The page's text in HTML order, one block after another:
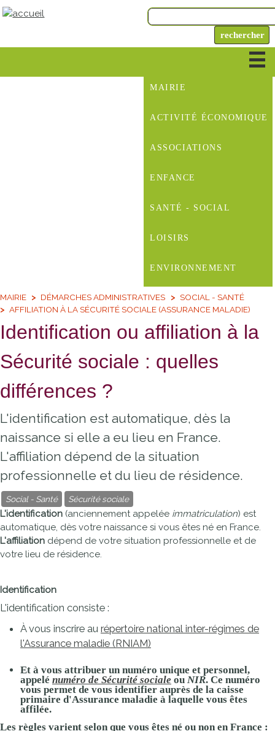
MAIRIE
ACTIVITÉ ÉCONOMIQUE
ASSOCIATIONS
ENFANCE
SANTÉ - SOCIAL
LOISIRS
ENVIRONNEMENT
MAIRIE DÉMARCHES ADMINISTRATIVES
SOCIAL - SANTÉ
AFFILIATION À LA SÉCURITÉ SOCIALE (ASSURANCE MALADIE)
Identification ou affiliation à la
Sécurité sociale : quelles
différences ?
L'identification est automatique, dès la
naissance si elle a eu lieu en France.
L'affiliation dépend de la situation
professionnelle et du lieu de résidence.
Social - Santé Sécurité sociale
L'identification (anciennement appelée immatriculation) est
automatique, dès votre naissance si vous êtes né en France.
L'affiliation dépend de votre situation professionnelle et de
votre lieu de résidence.
Identification
L'identification consiste :
À vous inscrire au répertoire national inter-régimes de
l'Assurance maladie (RNIAM)
Et à vous attribuer un numéro unique et personnel,
appelé numéro de Sécurité sociale ou NIR. Ce numéro
vous permet de vous identifier auprès de la caisse
primaire d'Assurance maladie à laquelle vous êtes
affilée.
Les règles varient selon que vous êtes né ou non en France :